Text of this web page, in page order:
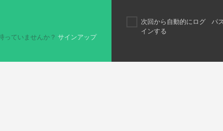
っていませんか？ サインアップ
次回から自動的にログ
インする
パ